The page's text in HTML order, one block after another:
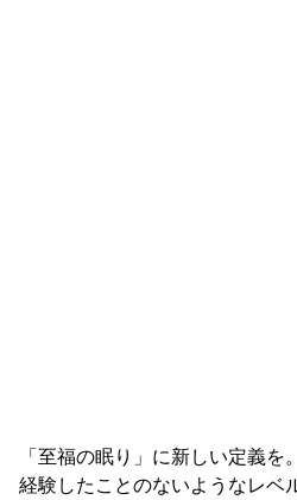
「至福の眠り」に新しい定義
経験したことのないようなレベ